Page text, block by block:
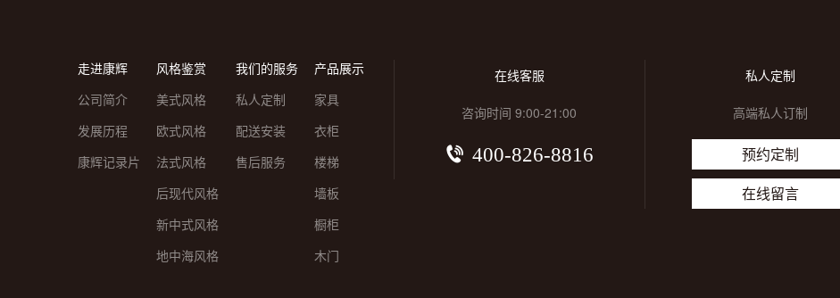
走进康辉
公司简介
发展历程
康辉记录片
风格鉴赏
美式风格
欧式风格
法式风格
后现代风格
新中式风格
地中海风格
我们的服务
私人定制
配送安装
售后服务
产品展示
家具
衣柜
楼梯
墙板
橱柜
木门
在线客服
咨询时间 9:00-21:00
400-826-8816
私人定制
高端私人订制
预约定制
在线留言